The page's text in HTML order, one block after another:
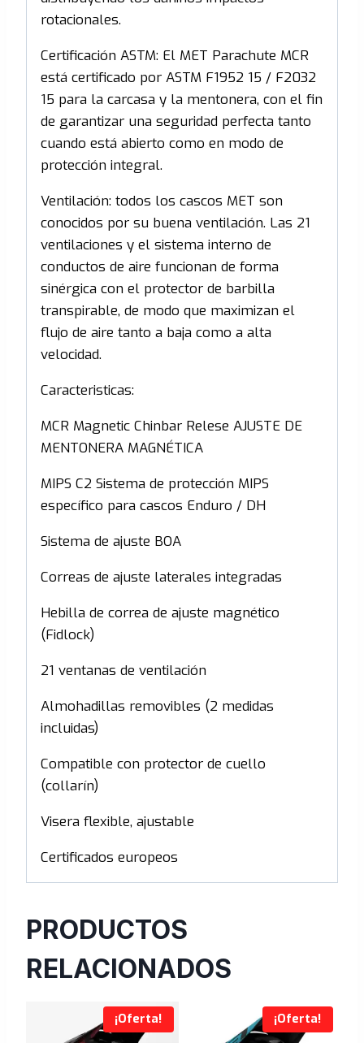
rotacionales.
Certificación ASTM: El MET Parachute MCR
está certificado por ASTM F1952 15 / F2032
15 para la carcasa y la mentonera, con el fin
de garantizar una seguridad perfecta tanto
cuando está abierto como en modo de
protección integral.
Ventilación: todos los cascos MET son
conocidos por su buena ventilación. Las 21
ventilaciones y el sistema interno de
conductos de aire funcionan de forma
sinérgica con el protector de barbilla
transpirable, de modo que maximizan el
flujo de aire tanto a baja como a alta
velocidad.
Caracteristicas:
MCR Magnetic Chinbar Relese AJUSTE DE
MENTONERA MAGNÉTICA
MIPS C2 Sistema de protección MIPS
específico para cascos Enduro / DH
Sistema de ajuste BOA
Correas de ajuste laterales integradas
Hebilla de correa de ajuste magnético
(Fidlock)
21 ventanas de ventilación
Almohadillas removibles (2 medidas
incluidas)
Compatible con protector de cuello
(collarín)
Visera flexible, ajustable
Certificados europeos
PRODUCTOS
RELACIONADOS
¡Oferta! ¡Oferta!